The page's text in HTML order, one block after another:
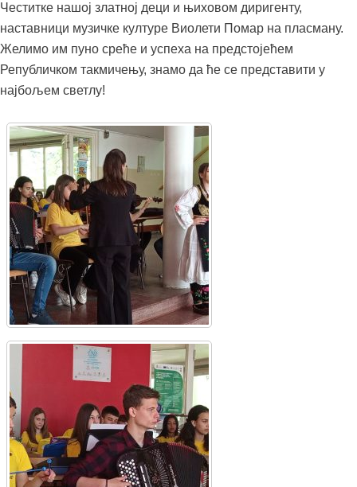
Честитке нашој златној деци и њиховом диригенту,
наставници музичке културе Виолети Помар на пласману.
Желимо им пуно среће и успеха на предстојећем
Републичком такмичењу, знамо да ће се представити у
најбољем светлу!